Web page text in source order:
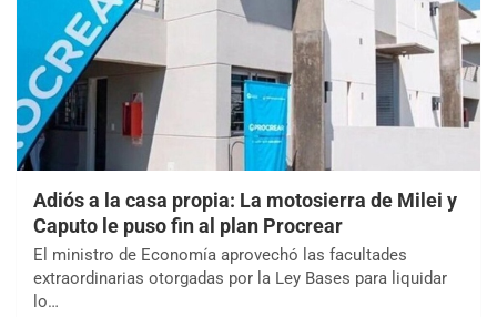
Adiós a la casa propia: La motosierra de Milei y
Caputo le puso fin al plan Procrear
El ministro de Economía aprovechó las facultades
extraordinarias otorgadas por la Ley Bases para liquidar
lo…